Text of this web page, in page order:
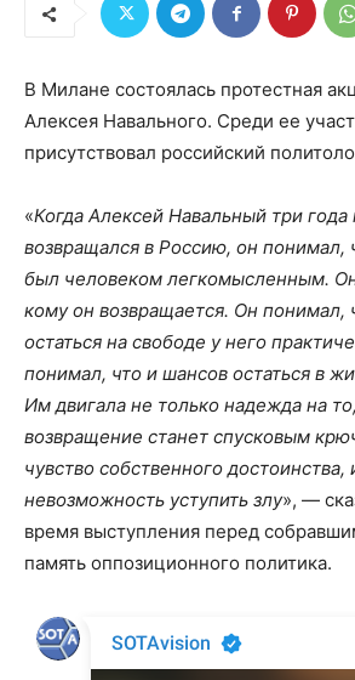
В Милане состоялась протестная
Алексея Навального. Среди ее
присутствовал российский
«Когда Алексей Навальный три года
возвращался в Россию, он понимал,
был человеком легкомысленным.
кому он возвращается. Он понимал,
остаться на свободе у него
понимал, что и шансов остаться в
Им двигала не только надежда на
возвращение станет спусковым
чувство собственного достоинства,
невозможность уступить злу», —
время выступления перед
память оппозиционного политика.